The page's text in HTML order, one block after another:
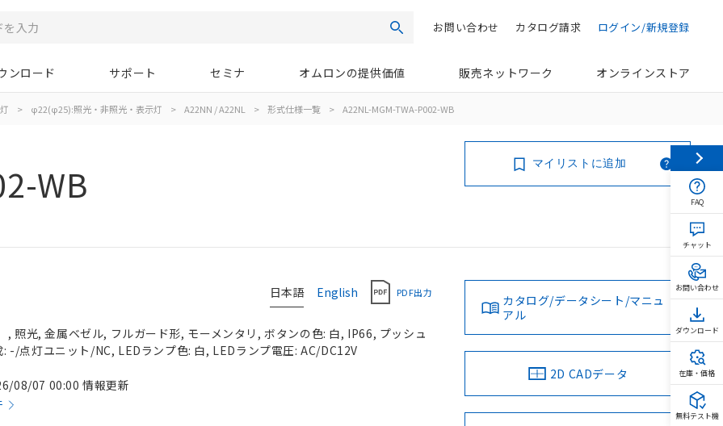
検索 ログイン/新規登録
カタログ請求
お問い合わせ
ンロード サポート セミナ オムロンの提供価値 販売ネットワーク オンラインストア
> φ22(φ25):照光・非照光・表示灯 > A22NN / A22NL > 形式仕様一覧 > A22NL-MGM-TWA-P002-WB
WB マイリストに追加
日本語 English PDF出力
照光, 金属ベゼル, フルガード形, モーメンタリ, ボタンの色: 白, IP66, プッシュ
-/点灯ユニット/NC, LEDランプ色: 白, LEDランプ電圧: AC/DC12V
08/07 00:00 情報更新
カタログ/データシート/マニュ
アル
2D CADデータ
FAQ
チャット
お問い合わせ
ダウンロード
在庫・価格
無料テスト機